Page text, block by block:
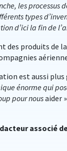
les
types
d’ici la fin de
des produits de
est aussi
énorme qui
pour nousaider
associé de